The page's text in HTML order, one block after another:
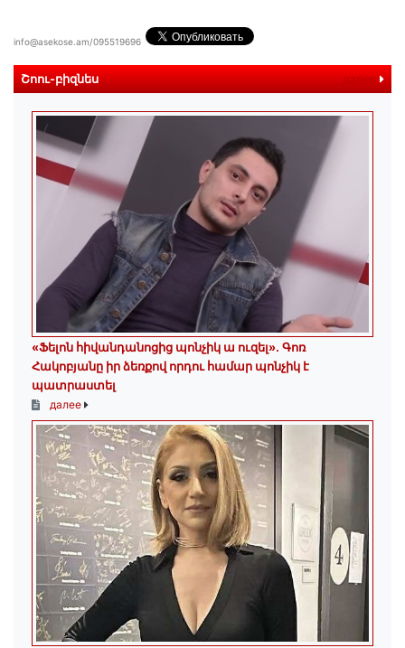
info@asekose.am/095519696
Շոու-բիզնես далее
«Ֆելոն հիվանդանոցից պոնչիկ ա ուզել». Գոռ
Հակոբյանը իր ձեռքով որդու համար պոնչիկ է
պատրաստել
далее